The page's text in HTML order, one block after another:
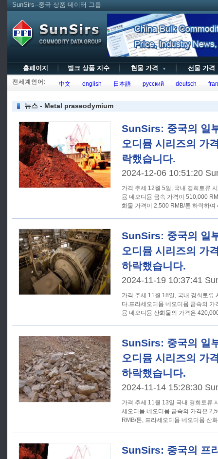
SunSirs--중국 상품 데이터 그룹
홈페이지 벌크 상품 지수 현물 가격 ▼ 선물 가
전세계언어: 中文 english 日本語 русский deutsch
뉴스 - Metal praseodymium
SunSirs: 중국의 일
오디뮴 시리즈의 가
락했습니다.
2024-12-06 10:51:20
가격 추세 12월 5일, 국내 경희토류 시장 가격이 하락하여 프라세오디
뮴 네오디뮴 금속 가격이 510,000
화물 가격이 2,500 RMB/톤 하락하
SunSirs: 중국의 일
오디뮴 시리즈의 가
하락했습니다.
2024-11-19 10:37:41
가격 추세 11월 18일, 국내 경희토류 시장의 일부 가격이 하락했습니
다.프라세오디뮴 네오디뮴 금속의
뮴 네오디뮴 산화물의 가격은
SunSirs: 중국의 일
오디뮴 시리즈의 가
하락했습니다.
2024-11-14 15:28:30
가격 추세 11월 13일 국내 경희토류 시장의 일부 가격이 하락했다.프라
세오디뮴 네오디뮴 금속의 가격은
RMB/톤, 프라세오디뮴 네오디뮴 산
SunSirs: 중국의 프